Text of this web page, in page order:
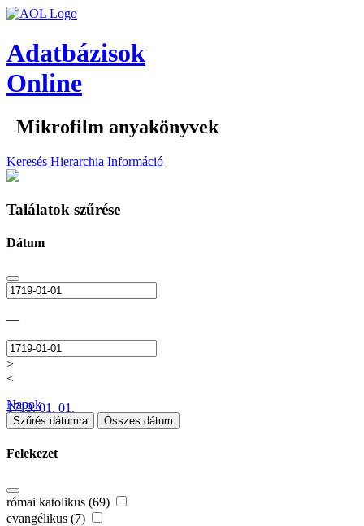
Adatbázisok
Online
Mikrofilm anyakönyvek
Keresés Hierarchia Információ
Találatok szűrése
Dátum
—
>
<
1719. 01. 01.
Napok
Szűrés dátumra Összes dátum
Felekezet
római katolikus (69)
evangélikus (7)